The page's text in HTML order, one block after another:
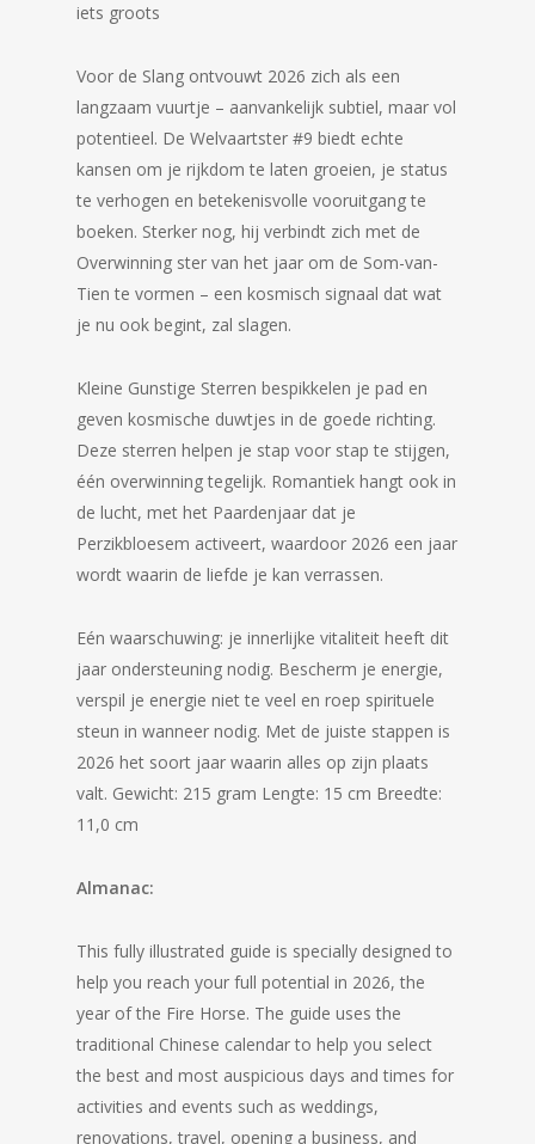
iets groots
Voor de Slang ontvouwt 2026 zich als een
langzaam vuurtje – aanvankelijk subtiel, maar vol
potentieel. De Welvaartster #9 biedt echte
kansen om je rijkdom te laten groeien, je status
te verhogen en betekenisvolle vooruitgang te
boeken. Sterker nog, hij verbindt zich met de
Overwinning ster van het jaar om de Som-van-
Tien te vormen – een kosmisch signaal dat wat
je nu ook begint, zal slagen.
Kleine Gunstige Sterren bespikkelen je pad en
geven kosmische duwtjes in de goede richting.
Deze sterren helpen je stap voor stap te stijgen,
één overwinning tegelijk. Romantiek hangt ook in
de lucht, met het Paardenjaar dat je
Perzikbloesem activeert, waardoor 2026 een jaar
wordt waarin de liefde je kan verrassen.
Eén waarschuwing: je innerlijke vitaliteit heeft dit
jaar ondersteuning nodig. Bescherm je energie,
verspil je energie niet te veel en roep spirituele
steun in wanneer nodig. Met de juiste stappen is
2026 het soort jaar waarin alles op zijn plaats
valt. Gewicht: 215 gram Lengte: 15 cm Breedte:
11,0 cm
Almanac:
This fully illustrated guide is specially designed to
help you reach your full potential in 2026, the
year of the Fire Horse. The guide uses the
traditional Chinese calendar to help you select
the best and most auspicious days and times for
activities and events such as weddings,
renovations, travel, opening a business, and